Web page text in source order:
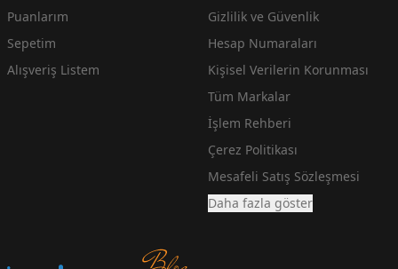
Puanlarım
Sepetim
Alışveriş Listem
Gizlilik ve Güvenlik
Hesap Numaraları
Kişisel Verilerin Korunması
Tüm Markalar
İşlem Rehberi
Çerez Politikası
Mesafeli Satış Sözleşmesi
Daha fazla göster